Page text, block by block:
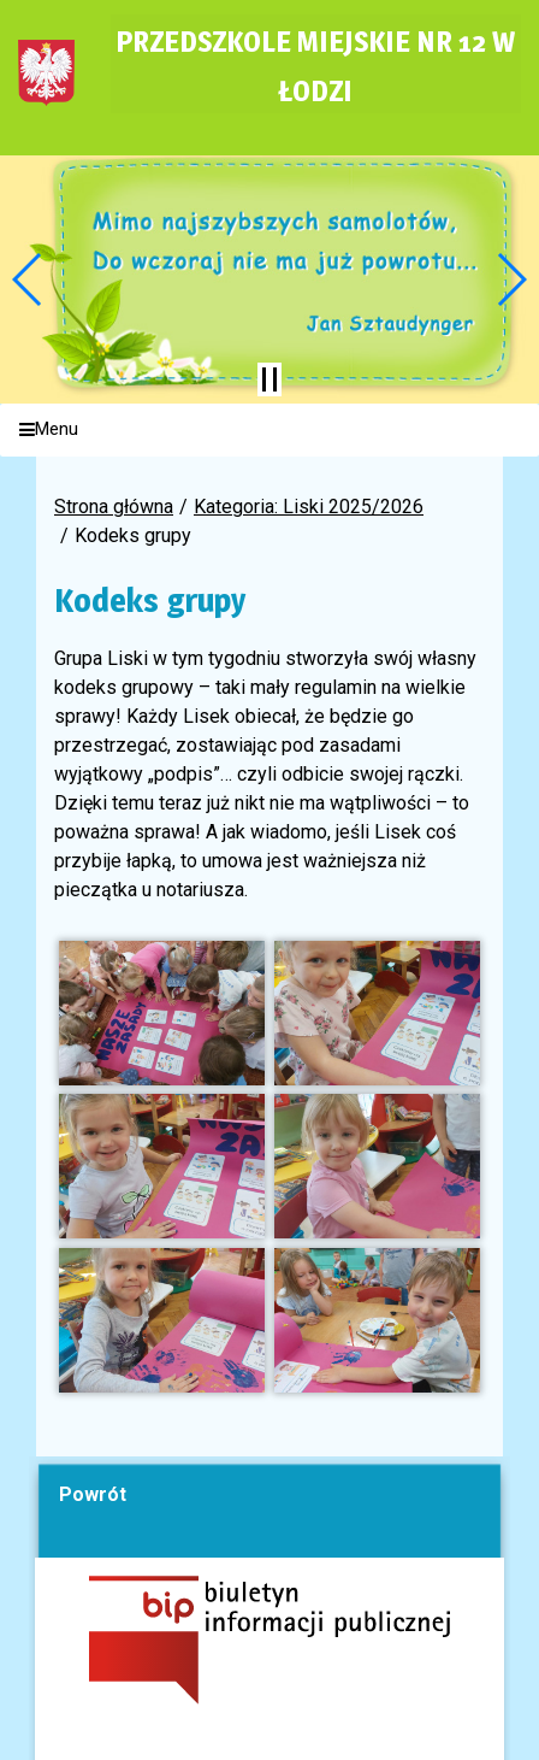
PRZEDSZKOLE MIEJSKIE NR 12 W
ŁODZI
Menu
Strona główna
Kategoria: Liski 2025/2026
Kodeks grupy
Kodeks grupy
Grupa Liski w tym tygodniu stworzyła swój własny
kodeks grupowy – taki mały regulamin na wielkie
sprawy! Każdy Lisek obiecał, że będzie go
przestrzegać, zostawiając pod zasadami
wyjątkowy „podpis”… czyli odbicie swojej rączki.
Dzięki temu teraz już nikt nie ma wątpliwości – to
poważna sprawa! A jak wiadomo, jeśli Lisek coś
przybije łapką, to umowa jest ważniejsza niż
pieczątka u notariusza.
Powrót